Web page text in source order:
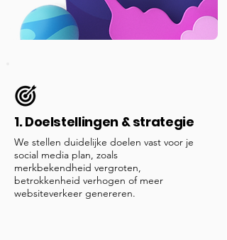
1. Doelstellingen & strategie
We stellen duidelijke doelen vast voor je
social media plan, zoals
merkbekendheid vergroten,
betrokkenheid verhogen of meer
websiteverkeer genereren.